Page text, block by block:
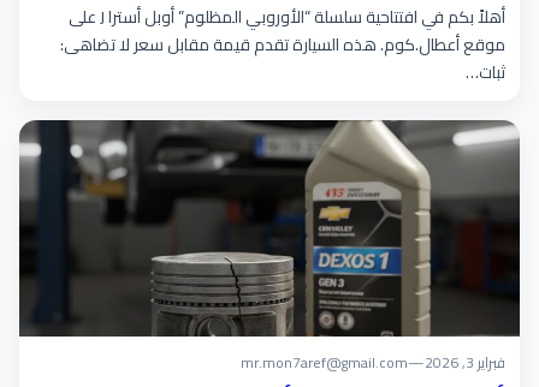
أهلاً بكم في افتتاحية سلسلة “الأوروبي المظلوم” أوبل أسترا J على
موقع أعطال.كوم. هذه السيارة تقدم قيمة مقابل سعر لا تضاهى:
ثبات…
فبراير 3, 2026 —
mr.mon7aref@gmail.com